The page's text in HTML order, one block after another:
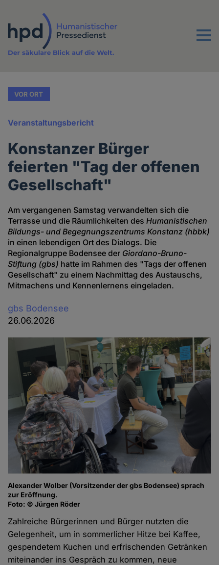
Inhalt
Menu
Der säkulare Blick auf die Welt.
VOR ORT
Veranstaltungsbericht
Konstanzer Bürger
feierten "Tag der offenen
Gesellschaft"
Am vergangenen Samstag verwandelten sich die
Terrasse und die Räumlichkeiten desHumanistischen
Bildungs- und Begegnungszentrums Konstanz (hbbk)
in einen lebendigen Ort des Dialogs. Die
Regionalgruppe Bodensee der Giordano-Bruno-
Stiftung (gbs) hatte im Rahmen des "Tags der offenen
Gesellschaft" zu einem Nachmittag des Austauschs,
Mitmachens und Kennenlernens eingeladen.
gbs Bodensee
26.06.2026
Alexander Wolber (Vorsitzender der gbs Bodensee) sprach
zur Eröffnung.
Foto: © Jürgen Röder
Zahlreiche Bürgerinnen und Bürger nutzten die
Gelegenheit, um in sommerlicher Hitze bei Kaffee,
gespendetem Kuchen und erfrischenden Getränken
miteinander ins Gespräch zu kommen, neue